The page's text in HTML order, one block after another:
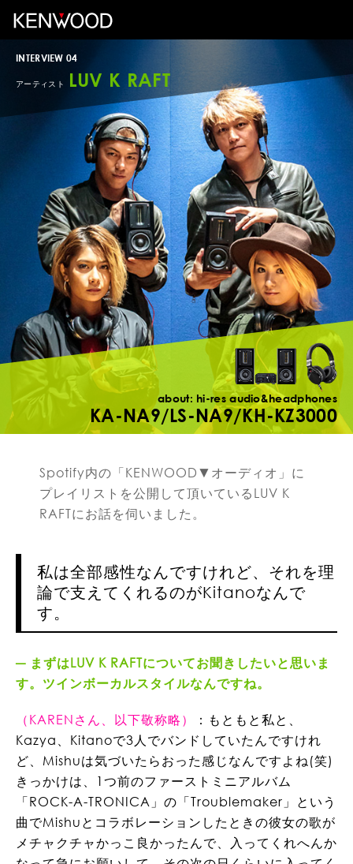
INTERVIEW 04
アーティスト LUV K RAFT
about: hi-res audio&headphones
KA-NA9/LS-NA9/KH-KZ3000
Spotify内の「KENWOOD▼オーディオ」に
プレイリストを公開して頂いているLUV K
RAFTにお話を伺いました。
私は全部感性なんですけれど、それを理
論で支えてくれるのがKitanoなんで
す。
まずはLUV K RAFTについてお聞きしたいと思いま
す。ツインボーカルスタイルなんですね。
（KARENさん、以下敬称略）
：もともと私と、
Kazya、Kitanoで3人でバンドしていたんですけれ
ど、Mishuは気づいたらおった感じなんですよね(笑)
きっかけは、1つ前のファーストミニアルバム
「ROCK-A-TRONICA」の「Troublemaker」という
曲でMishuとコラボレーションしたときの彼女の歌が
メチャクチャかっこ良かったんで、入ってくれへんか